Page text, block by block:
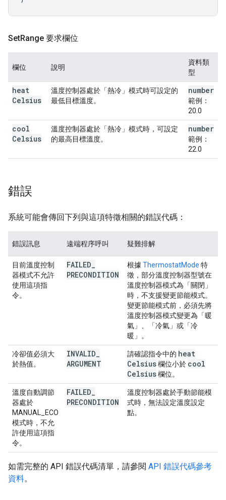
SetRange 要求欄位
欄位 說明
資料類
型
heat
Celsius
溫度控制器處於「熱冷」模式時可設定的
最低目標溫度。
number
範例：
20.0
cool
Celsius
溫度控制器處於「熱冷」模式時，可設定
的最高目標溫度。
number
範例：
22.0
錯誤
系統可能會傳回下列與這項特徵相關的錯誤代碼：
錯誤訊息 遠端程序呼叫 疑難排解
目前溫度控制
器模式不允許
使用這項指
令。
FAILED
PRECONDITION
根據 ThermostatMode 特
徵，部分溫度控制器型號在
溫度控制器模式為「關閉」
時，不支援變更節能模式。
變更節能模式前，必須先將
溫度控制器模式變更為「暖
氣」、「冷氣」或「冷
暖」。
冷卻值必須大
於熱值。
INVALID
ARGUMENT
請確認指令中的 heat
Celsius欄位小於 cool
Celsius欄位。
溫度自動調節
器處於
MANUAL_ECO
模式時，不允
許使用這項指
令。
FAILED
PRECONDITION
溫度控制器處於手動節能模
式時，無法設定溫度設定
點。
如需完整的 API 錯誤代碼清單，請參閱 API 錯誤代碼參考
資料。